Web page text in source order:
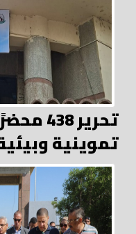
تحرير
تموينية